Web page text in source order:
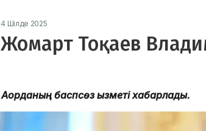
Шілде 2025
Жомарт Тоқаев
баспсөз қызметі хабарлады.